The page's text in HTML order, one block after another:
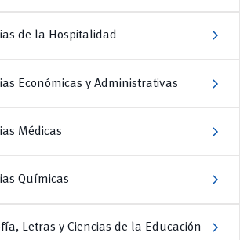
de la Hospitalidad chevron_right
Económicas y Administrativas chevron_right
Médicas chevron_right
Químicas chevron_right
Letras y Ciencias de la Educación chevron_right